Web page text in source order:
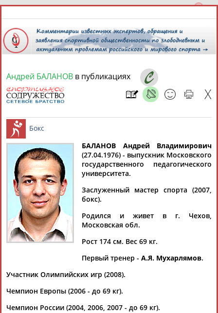
9 августа 2026 года,
СПОРТСМЕНЫ, ТРЕНЕРЫ И СПЕЦИАЛИСТЫ
Найдено: 13181персон Расширенный поиск
Аслаудин
АБАЕВ
Елена
АБАИМОВА
АБАКУМОВА
АБАЛАКИНА
АБАРЕНОВ
Тамилла
АБАСОВА
Рамазан
АБАЧАРАЕВ
Ростом
Андрей БАЛАНОВ в публикациях
Бокс
БАЛАНОВ Андрей Владимирович
(27.04.1976) - выпускник Московского
государственного педагогического
университета.
Заслуженный мастер спорта (2007,
бокс).
Родился и живет в г. Чехов,
Московская обл.
Рост 174 см. Вес 69 кг.
Первый тренер - А.Я. Мухарлямов.
Участник Олимпийских игр (2008).
Чемпион Европы (2006 - до 69 кг).
Чемпион России (2004, 2006, 2007 - до 69 кг).